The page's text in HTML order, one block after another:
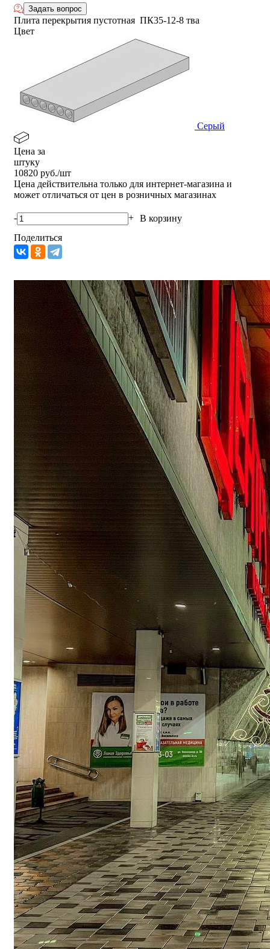
Задать вопрос
Плита перекрытия пустотная ПК35-12-8 тва
Цвет
Серый
Цена за
штуку
10820 руб./шт
Цена действительна только для интернет-магазина и
может отличаться от цен в розничных магазинах
- + В корзину
Поделиться